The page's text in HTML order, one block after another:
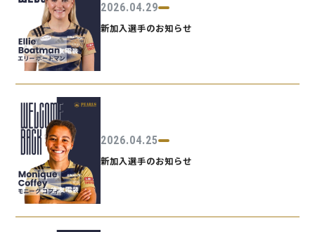
2026.04.29
新加入選手のお知らせ
2026.04.25
新加入選手のお知らせ